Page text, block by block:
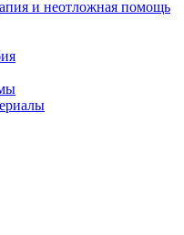
и неотложная помощь